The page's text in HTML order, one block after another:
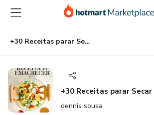
para
conteúdo
principal
para
pagamento
para
rodapé
+30 Receitas parar Secar em 30 dias
+30 Receitas parar
dennis sousa